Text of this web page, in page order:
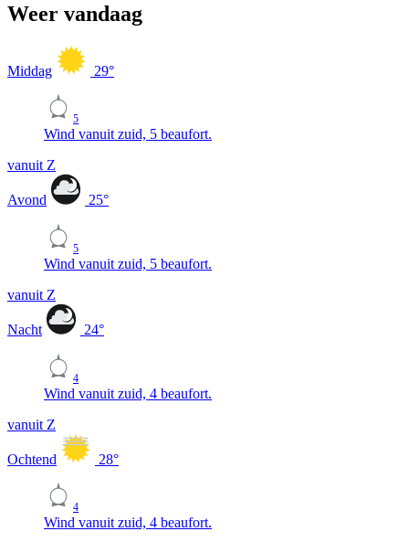
Weer vandaag
Middag 29°
5
Wind vanuit zuid, 5 beaufort.
vanuit Z
Avond 25°
5
Wind vanuit zuid, 5 beaufort.
vanuit Z
Nacht 24°
4
Wind vanuit zuid, 4 beaufort.
vanuit Z
Ochtend 28°
4
Wind vanuit zuid, 4 beaufort.